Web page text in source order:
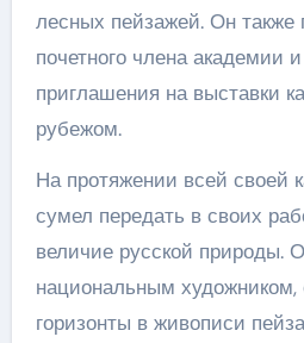
лесных пейзажей. Он также
почетного члена академии
приглашения на выставки
рубежом.
На протяжении всей своей
сумел передать в своих
величие русской природы.
национальным художником,
горизонты в живописи